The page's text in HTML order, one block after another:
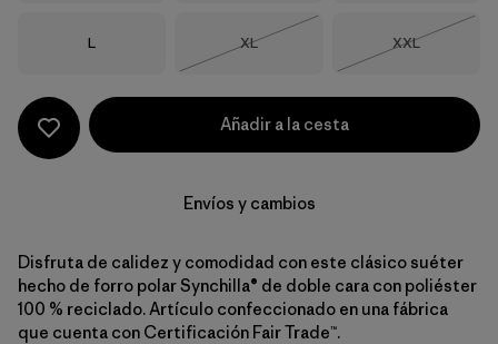
Talla
L Talla
XL
Talla
XXL
Añadir a la cesta
Envíos y cambios
Disfruta de calidez y comodidad con este clásico suéter
hecho de forro polar Synchilla® de doble cara con poliéster
100 % reciclado. Artículo confeccionado en una fábrica
que cuenta con Certificación Fair Trade™.